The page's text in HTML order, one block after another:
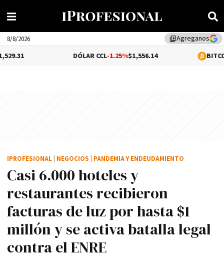
library_addAgreganos
8/8/2026
-1.25%$1,556.14 0.16%
Casi 6.000 hoteles y
restaurantes recibieron
facturas de luz por hasta $1
millón y se activa batalla legal
contra el ENRE
IPROFESIONAL NEGOCIOS PANDEMIA Y ENDEUDAMIENTO